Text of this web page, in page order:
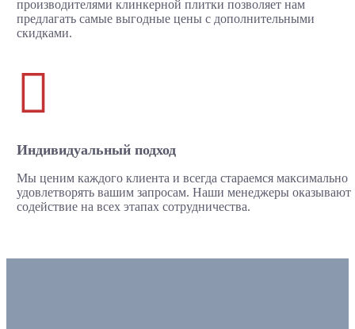
производителями клинкерной плитки позволяет нам
предлагать самые выгодные цены с дополнительными
скидками.

Индивидуальный подход
Мы ценим каждого клиента и всегда стараемся максимально
удовлетворять вашим запросам. Наши менеджеры оказывают
содействие на всех этапах сотрудничества.